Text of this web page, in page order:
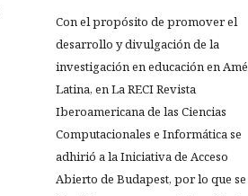
Con el propósito de promover el
desarrollo y divulgación de la
investigación en educación en
Latina, en La RECI Revista
Iberoamericana de las Ciencias
Computacionales e Informática se
adhirió a la Iniciativa de Acceso
Abierto de Budapest, por lo que se